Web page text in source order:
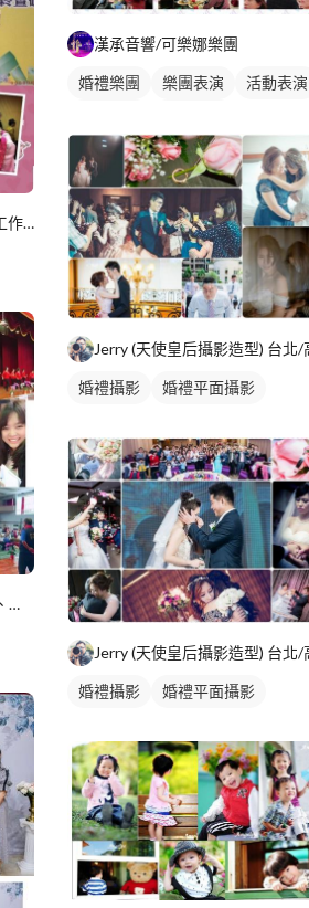
中英韓台4語主持暨演藝經紀工作室(全台及海外服務
亭琍主持 TLHost。婚禮主持、活動、記者會、尾牙、家庭親
漢承音響/可樂娜樂團
婚禮樂團 樂團表演
活動表演
婚禮攝影 婚禮平面攝影
婚禮攝影 婚禮平面攝影